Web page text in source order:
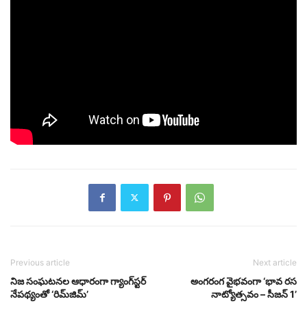
Previous article
నిజ సంఘటనల ఆధారంగా గ్యాంగ్‌స్టర్
నేపథ్యంతో ‘రిమ్‌జిమ్’
Next article
అంగరంగ వైభవంగా ‘భావ రస
నాట్యోత్సవం – సీజన్ 1’